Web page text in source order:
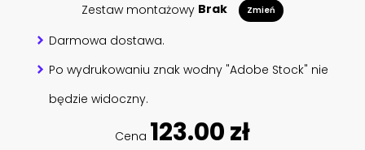
Zestaw montażowy Brak Zmień
Darmowa dostawa.
Po wydrukowaniu znak wodny "Adobe Stock" nie
będzie widoczny.
Cena 123.00 zł